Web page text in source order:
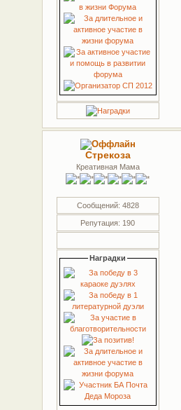
Стрекоза
Креативная Мама
Сообщений: 4828
Репутация: 190
Наградки